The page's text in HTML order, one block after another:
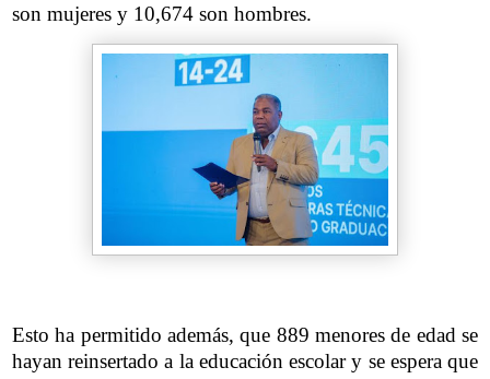
son mujeres y 10,674 son hombres.
Esto ha permitido además, que 889 menores de edad se
hayan reinsertado a la educación escolar y se espera que